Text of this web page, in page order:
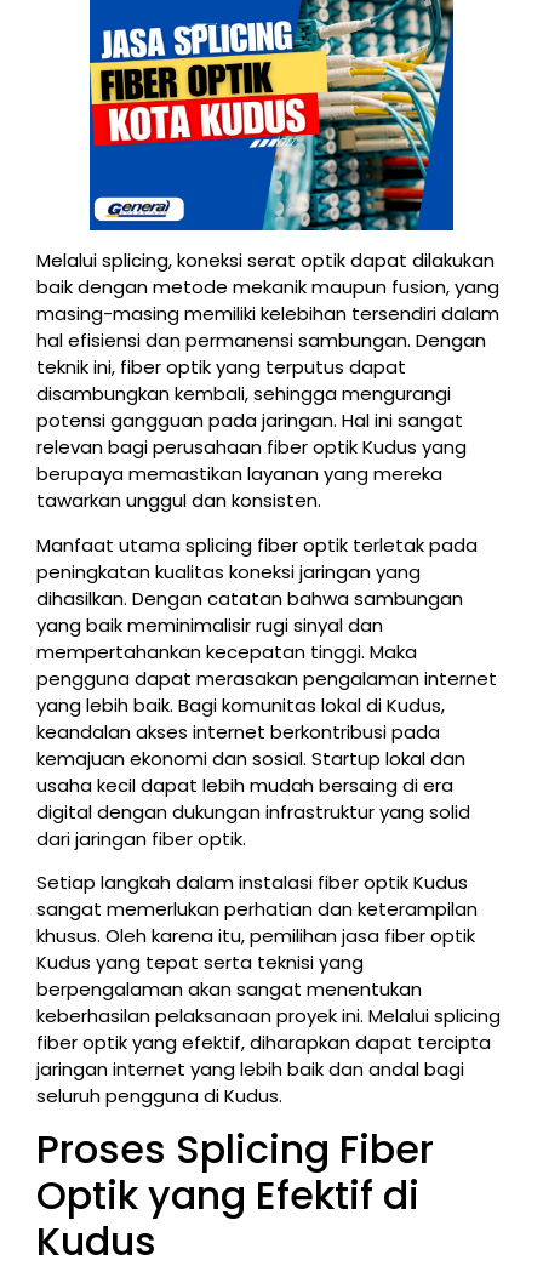
Melalui splicing, koneksi serat optik dapat dilakukan
baik dengan metode mekanik maupun fusion, yang
masing-masing memiliki kelebihan tersendiri dalam
hal efisiensi dan permanensi sambungan. Dengan
teknik ini, fiber optik yang terputus dapat
disambungkan kembali, sehingga mengurangi
potensi gangguan pada jaringan. Hal ini sangat
relevan bagi perusahaan fiber optik Kudus yang
berupaya memastikan layanan yang mereka
tawarkan unggul dan konsisten.
Manfaat utama splicing fiber optik terletak pada
peningkatan kualitas koneksi jaringan yang
dihasilkan. Dengan catatan bahwa sambungan
yang baik meminimalisir rugi sinyal dan
mempertahankan kecepatan tinggi. Maka
pengguna dapat merasakan pengalaman internet
yang lebih baik. Bagi komunitas lokal di Kudus,
keandalan akses internet berkontribusi pada
kemajuan ekonomi dan sosial. Startup lokal dan
usaha kecil dapat lebih mudah bersaing di era
digital dengan dukungan infrastruktur yang solid
dari jaringan fiber optik.
Setiap langkah dalam instalasi fiber optik Kudus
sangat memerlukan perhatian dan keterampilan
khusus. Oleh karena itu, pemilihan jasa fiber optik
Kudus yang tepat serta teknisi yang
berpengalaman akan sangat menentukan
keberhasilan pelaksanaan proyek ini. Melalui splicing
fiber optik yang efektif, diharapkan dapat tercipta
jaringan internet yang lebih baik dan andal bagi
seluruh pengguna di Kudus.
Proses Splicing Fiber
Optik yang Efektif di
Kudus